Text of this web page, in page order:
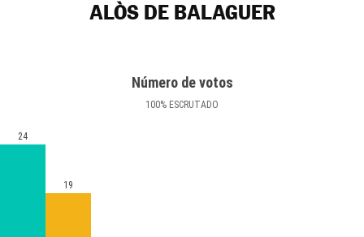
ALÒS DE BALAGUER
Número de votos
100% ESCRUTADO
24
19